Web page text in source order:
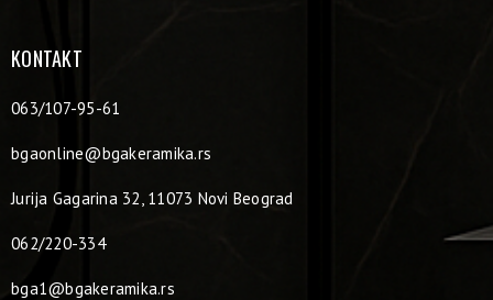
KONTAKT
063/107-95-61
bgaonline@bgakeramika.rs
Jurija Gagarina 32, 11073 Novi Beograd
062/220-334
bga1@bgakeramika.rs